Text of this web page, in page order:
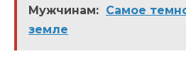
Мужчинам: Самое
земле